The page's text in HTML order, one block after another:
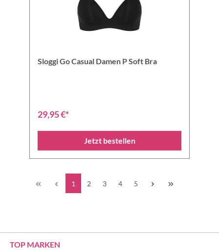
Sloggi Go Casual Damen P Soft Bra
29,95 €*
Jetzt bestellen
1 2 3 4 5
TOP MARKEN